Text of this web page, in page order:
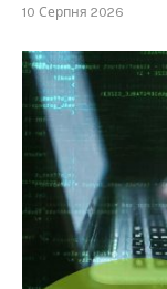
10 Серпня 2026